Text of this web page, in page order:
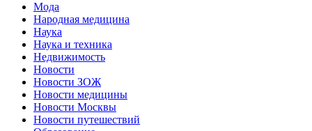
Мода
Народная медицина
Наука
Наука и техника
Недвижимость
Новости
Новости ЗОЖ
Новости медицины
Новости Москвы
Новости путешествий